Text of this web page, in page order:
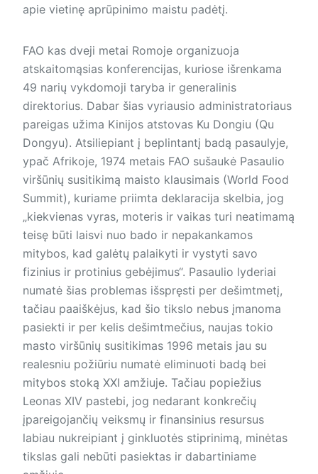
apie vietinę aprūpinimo maistu padėtį.
FAO kas dveji metai Romoje organizuoja
atskaitomąsias konferencijas, kuriose išrenkama
49 narių vykdomoji taryba ir generalinis
direktorius. Dabar šias vyriausio administratoriaus
pareigas užima Kinijos atstovas Ku Dongiu (Qu
Dongyu). Atsiliepiant į beplintantį badą pasaulyje,
ypač Afrikoje, 1974 metais FAO sušaukė Pasaulio
viršūnių susitikimą maisto klausimais (World Food
Summit), kuriame priimta deklaracija skelbia, jog
„kiekvienas vyras, moteris ir vaikas turi neatimamą
teisę būti laisvi nuo bado ir nepakankamos
mitybos, kad galėtų palaikyti ir vystyti savo
fizinius ir protinius gebėjimus“. Pasaulio lyderiai
numatė šias problemas išspręsti per dešimtmetį,
tačiau paaiškėjus, kad šio tikslo nebus įmanoma
pasiekti ir per kelis dešimtmečius, naujas tokio
masto viršūnių susitikimas 1996 metais jau su
realesniu požiūriu numatė eliminuoti badą bei
mitybos stoką XXI amžiuje. Tačiau popiežius
Leonas XIV pastebi, jog nedarant konkrečių
įpareigojančių veiksmų ir finansinius resursus
labiau nukreipiant į ginkluotės stiprinimą, minėtas
tikslas gali nebūti pasiektas ir dabartiniame